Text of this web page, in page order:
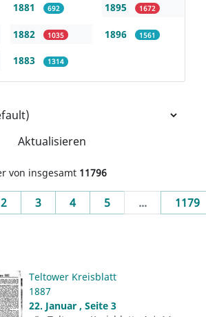
1881 692
1882 1035
1883 1314
1895 1672
1896 1561
Aktualisieren
von insgesamt 11796
2 3 4 5 ... 1179
Teltower Kreisblatt
1887
22. Januar , Seite 3